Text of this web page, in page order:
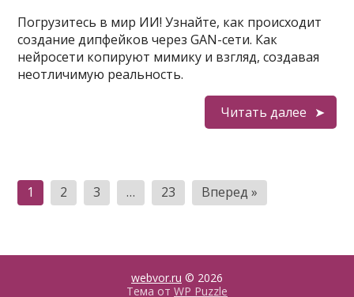
Погрузитесь в мир ИИ! Узнайте, как происходит
создание дипфейков через GAN-сети. Как
нейросети копируют мимику и взгляд, создавая
неотличимую реальность.
Читать далее
Пагинация
записей
1 2 3 … 23 Вперед »
webvor.ru © 2026
Тема от WP Puzzle